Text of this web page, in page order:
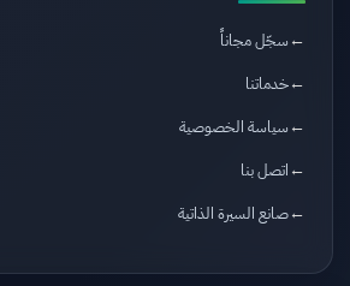
سجّل مجاناً
خدماتنا
سياسة الخصوصية
اتصل بنا
صانع السيرة الذاتية